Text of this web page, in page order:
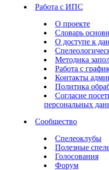
Работа с ИПС
О проекте
Словарь
О доступе к
Методика
Работа с
Контакты
Политика
Согласие
персональных
Сообщество
Спелеоклубы
Полезные
Голосования
Форум